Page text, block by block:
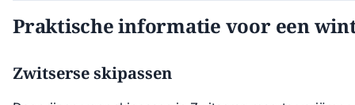
Praktische informatie voor een
Zwitserse skipassen